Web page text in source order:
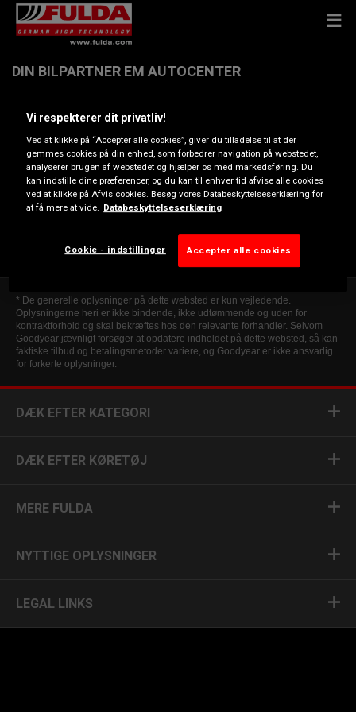
DIN BILPARTNER EM AUTOCENTER
Kristrupvej 138, 8960 RANDERS SØ
Få kørevejledning
Se telefonnummer
* De generelle oplysninger på dette websted er kun vejledende.
Oplysningerne heri er ikke bindende, ikke udtømmende og uden for
kontraktforhold og skal bekræftes hos den relevante forhandler. Selvom
Goodyear jævnligt forsøger at opdatere indholdet på dette websted, så kan
faktiske tilbud og betalingsmetoder variere, og Goodyear er ikke ansvarlig
for forkerte oplysninger.
DÆK EFTER KATEGORI
DÆK EFTER KØRETØJ
MERE FULDA
NYTTIGE OPLYSNINGER
LEGAL LINKS
Vi respekterer dit privatliv!
Ved at klikke på “Accepter alle cookies”, giver du tilladelse til at der
gemmes cookies på din enhed, som forbedrer navigation på webstedet,
analyserer brugen af webstedet og hjælper os med markedsføring. Du
kan indstille dine præferencer, og du kan til enhver tid afvise alle cookies
ved at klikke på Afvis cookies. Besøg vores Databeskyttelseserklæring for
at få mere at vide. Databeskyttelseserklæring
Cookie - indstillinger Accepter alle cookies